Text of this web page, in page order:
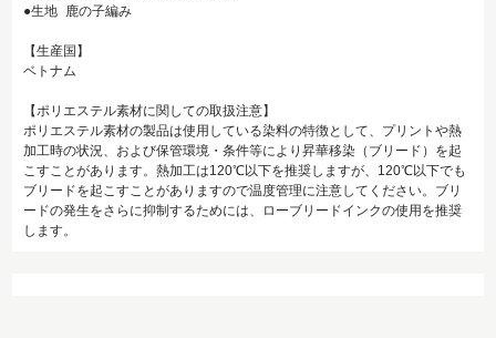
●生地 鹿の子編み
【生産国】
ベトナム
【ポリエステル素材に関しての取扱注意】
ポリエステル素材の製品は使用している染料の特徴として、プリントや熱
加工時の状況、および保管環境・条件等により昇華移染（ブリード）を起
こすことがあります。熱加工は120℃以下を推奨しますが、120℃以下でも
ブリードを起こすことがありますので温度管理に注意してください。ブリ
ードの発生をさらに抑制するためには、ローブリードインクの使用を推奨
します。